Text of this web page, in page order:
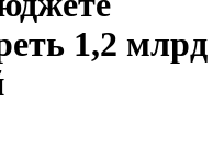
1,2 млрд